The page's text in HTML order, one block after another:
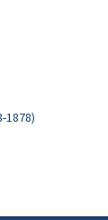
1878)